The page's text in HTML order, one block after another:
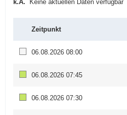
k.A. Keine aktuellen Daten verfügbar
Zeitpunkt
06.08.2026 08:00
06.08.2026 07:45
06.08.2026 07:30